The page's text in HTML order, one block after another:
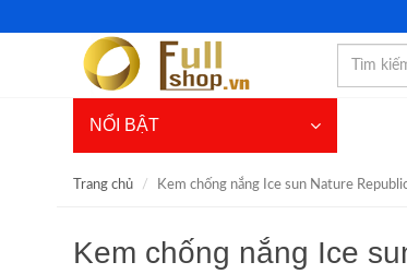
NỔI BẬT
Trang chủ Kem chống nắng Ice sun Nature
Kem chống nắng Ice